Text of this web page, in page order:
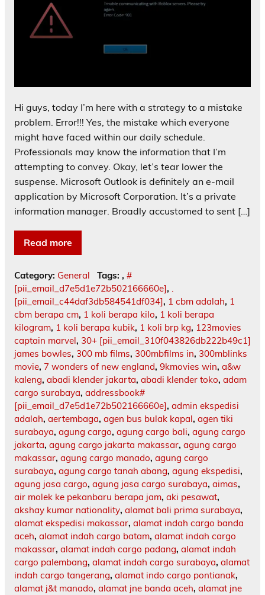
Hi guys, today I’m here with a strategy to a mistake
problem. Error!!! Yes, the mistake which everyone
might have faced within our daily schedule.
Professionals may know the information that I’m
attempting to convey. Okay, let’s tear lower the
suspense. Microsoft Outlook is definitely an e-mail
application by Microsoft Corporation. It’s a private
information manager. Broadly accustomed to sent […]
Read more
Category: General Tags: , #
[pii_email_d7e5d1e72b502166660e], .
[pii_email_c44daf3db584541df034], 1 cbm adalah, 1
cbm berapa cm, 1 koli berapa kilo, 1 koli berapa
kilogram, 1 koli berapa kubik, 1 koli brp kg, 123movies
captain marvel, 30+ [pii_email_310f043826db222b49c1]
james bowles, 300 mb films, 300mbfilms in, 300mblinks
movie, 7 wonders of new england, 9kmovies win, a&w
kaleng, abadi klender jakarta, abadi klender toko, adam
cargo surabaya, addressbook#
[pii_email_d7e5d1e72b502166660e], admin ekspedisi
adalah, aertembaga, agen bus bulak kapal, agen tiki
surabaya, agung cargo, agung cargo bali, agung cargo
jakarta, agung cargo jakarta makassar, agung cargo
makassar, agung cargo manado, agung cargo
surabaya, agung cargo tanah abang, agung ekspedisi,
agung jasa cargo, agung jasa cargo surabaya, aimas,
air molek ke pekanbaru berapa jam, aki pesawat,
akshay kumar nationality, alamat bali prima surabaya,
alamat ekspedisi makassar, alamat indah cargo banda
aceh, alamat indah cargo batam, alamat indah cargo
makassar, alamat indah cargo padang, alamat indah
cargo palembang, alamat indah cargo surabaya, alamat
indah cargo tangerang, alamat indo cargo pontianak,
alamat j&t manado, alamat jne banda aceh, alamat jne